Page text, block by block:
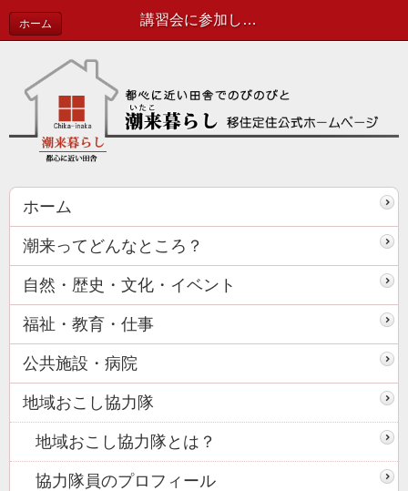
講習会に参加してきましたっ | 協力隊活動報告
ホーム
ホーム
潮来ってどんなところ？
自然・歴史・文化・イベント
福祉・教育・仕事
公共施設・病院
地域おこし協力隊
地域おこし協力隊とは？
協力隊員のプロフィール